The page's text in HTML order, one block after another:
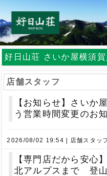
好日山荘 さいか屋横須賀
店舗スタッフ
【お知らせ】さいか
う営業時間変更のお
2026/08/02 19:54 店舗スタッ
【専門店だから安心
北アルプスまで 登